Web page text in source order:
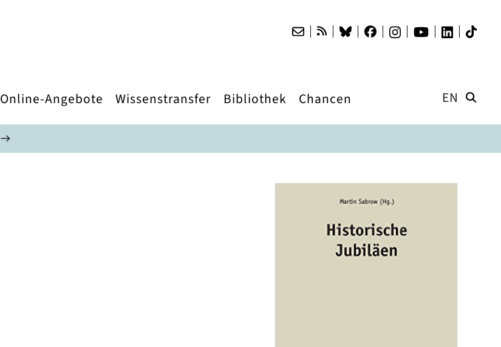
Online-Angebote Wissenstransfer Bibliothek Chancen EN